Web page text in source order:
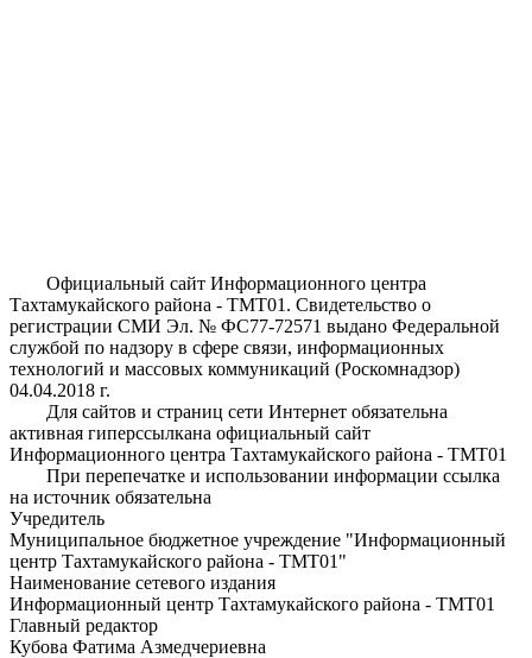
Официальный сайт Информационного центра
Тахтамукайского района - ТМТ01. Свидетельство о
регистрации СМИ Эл. № ФС77-72571 выдано Федеральной
службой по надзору в сфере связи, информационных
технологий и массовых коммуникаций (Роскомнадзор)
04.04.2018 г.
Для сайтов и страниц сети Интернет обязательна
активная гиперссылкана официальный сайт
Информационного центра Тахтамукайского района - ТМТ01
При перепечатке и использовании информации ссылка
на источник обязательна
Учредитель
Муниципальное бюджетное учреждение "Информационный
центр Тахтамукайского района - ТМТ01"
Наименование сетевого издания
Информационный центр Тахтамукайского района - ТМТ01
Главный редактор
Кубова Фатима Азмедчериевна